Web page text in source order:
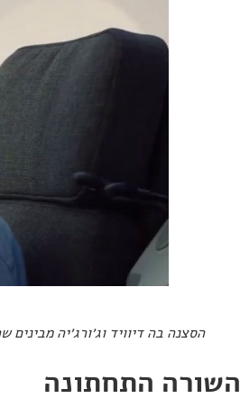
הסצנה בה דיוויד וג׳ורג׳יה
השורה התחתונה